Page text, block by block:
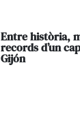
Entre història,
records d’un
Gijón